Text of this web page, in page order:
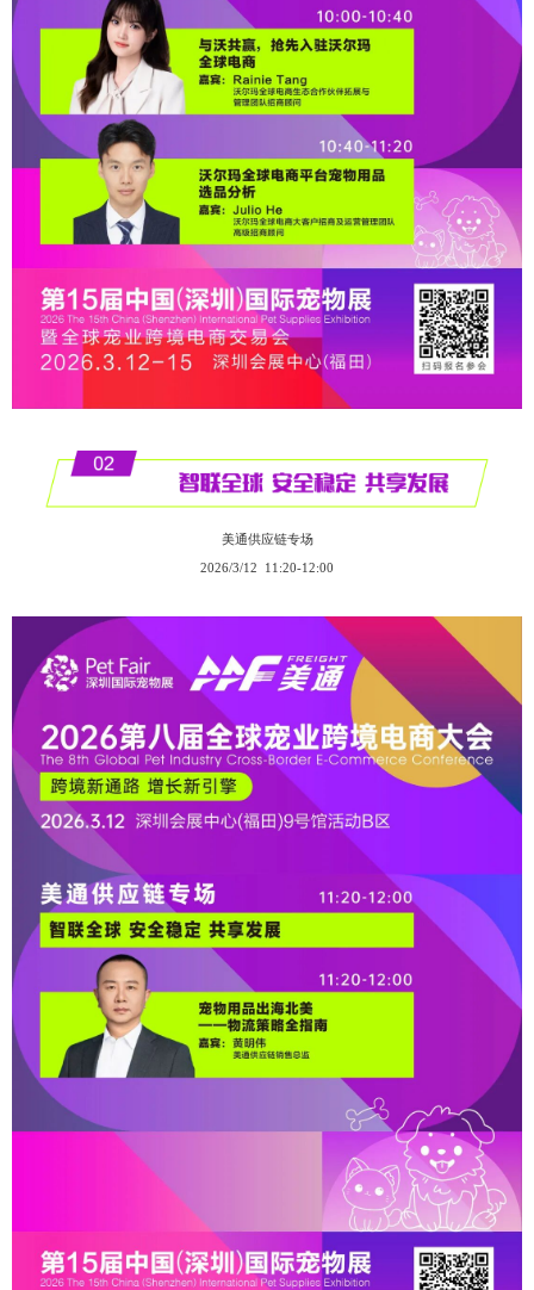
美通供应链专场
2026/3/12 11:20-12:00